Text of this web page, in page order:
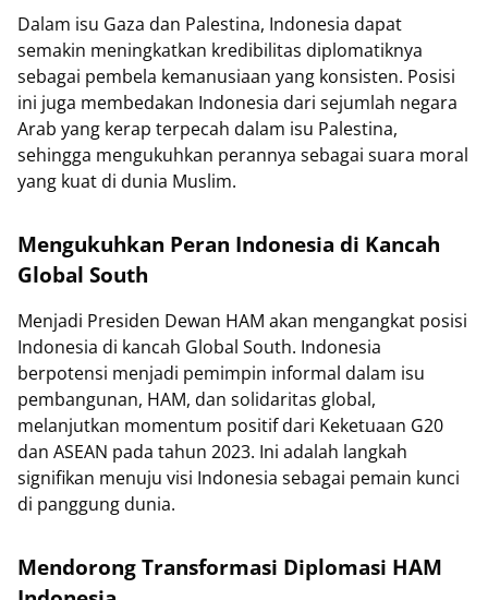
Dalam isu Gaza dan Palestina, Indonesia dapat
semakin meningkatkan kredibilitas diplomatiknya
sebagai pembela kemanusiaan yang konsisten. Posisi
ini juga membedakan Indonesia dari sejumlah negara
Arab yang kerap terpecah dalam isu Palestina,
sehingga mengukuhkan perannya sebagai suara moral
yang kuat di dunia Muslim.
Mengukuhkan Peran Indonesia di Kancah
Global South
Menjadi Presiden Dewan HAM akan mengangkat posisi
Indonesia di kancah Global South. Indonesia
berpotensi menjadi pemimpin informal dalam isu
pembangunan, HAM, dan solidaritas global,
melanjutkan momentum positif dari Keketuaan G20
dan ASEAN pada tahun 2023. Ini adalah langkah
signifikan menuju visi Indonesia sebagai pemain kunci
di panggung dunia.
Mendorong Transformasi Diplomasi HAM